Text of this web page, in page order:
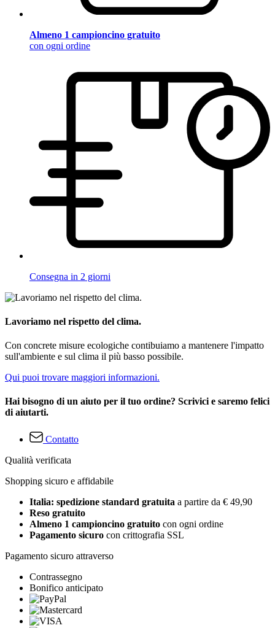
Almeno 1 campioncino gratuito
con ogni ordine
Consegna in 2 giorni
Lavoriamo nel rispetto del clima.
Con concrete misure ecologiche contibuiamo a mantenere l'impatto
sull'ambiente e sul clima il più basso possibile.
Qui puoi trovare maggiori informazioni.
Hai bisogno di un aiuto per il tuo ordine? Scrivici e saremo felici
di aiutarti.
Contatto
Qualità verificata
Shopping sicuro e affidabile
Italia: spedizione standard gratuita a partire da € 49,90
Reso gratuito
Almeno 1 campioncino gratuito con ogni ordine
Pagamento sicuro con crittografia SSL
Pagamento sicuro attraverso
Contrassegno
Bonifico anticipato